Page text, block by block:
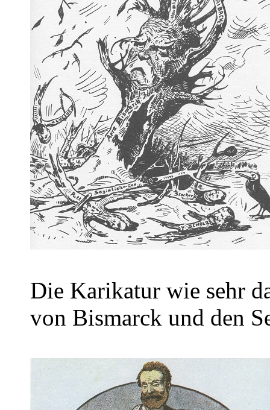
Die Karikatur wie sehr
von Bismarck und den